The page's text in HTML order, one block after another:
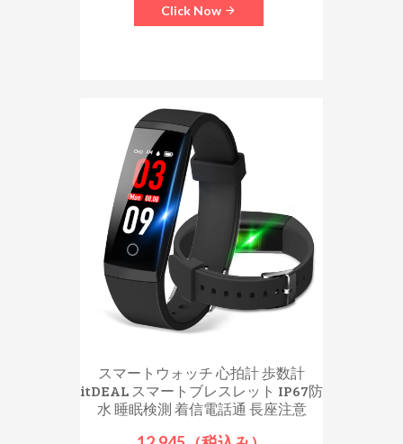
Click Now
スマートウォッチ 心拍計 歩数計
itDEAL スマートブレスレット IP67防
水 睡眠検測 着信電話通 長座注意